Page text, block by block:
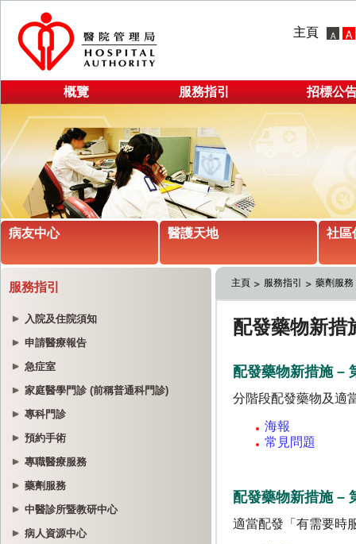
主頁
概覽 服務指引 招標公
病友中心 醫護天地 社區
服務指引
入院及住院須知
申請醫療報告
急症室
家庭醫學門診 (前稱普通科門診)
專科門診
預約手術
專職醫療服務
藥劑服務
中醫診所暨教研中心
病人資源中心
主頁 服務指引 藥劑服務